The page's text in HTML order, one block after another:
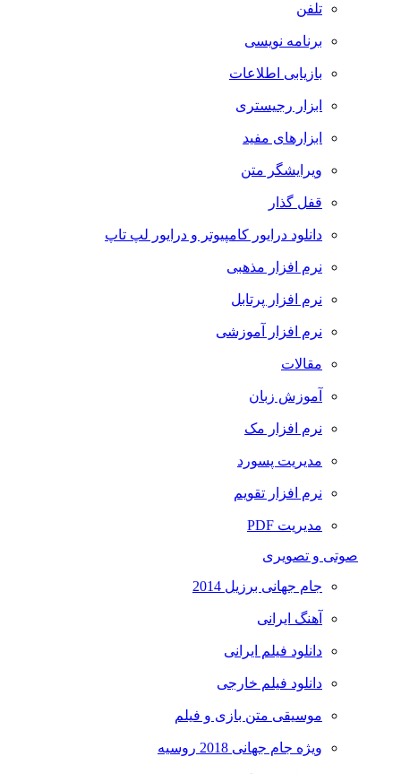
تلفن
برنامه نویسی
بازیابی اطلاعات
ابزار رجیستری
ابزارهای مفید
ویرایشگر متن
قفل گذار
دانلود درایور کامپیوتر و درایور لپ تاپ
نرم افزار مذهبی
نرم افزار پرتابل
نرم افزار آموزشی
مقالات
آموزش زبان
نرم افزار مک
مدیریت پسورد
نرم افزار تقویم
مدیریت PDF
صوتی و تصویری
جام جهانی برزیل 2014
آهنگ ایرانی
دانلود فیلم ایرانی
دانلود فیلم خارجی
موسیقی متن بازی و فیلم
ویژه جام جهانی 2018 روسیه